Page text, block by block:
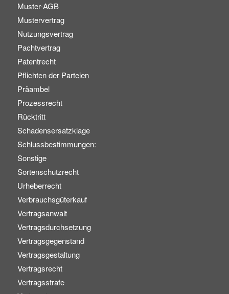
Muster-AGB
Mustervertrag
Nutzungsvertrag
Pachtvertrag
Patentrecht
Pflichten der Parteien
Präambel
Prozessrecht
Rücktritt
Schadensersatzklage
Schlussbestimmungen:
Sonstige
Sortenschutzrecht
Urheberrecht
Verbrauchsgüterkauf
Vertragsanwalt
Vertragsdurchsetzung
Vertragsgegenstand
Vertragsgestaltung
Vertragsrecht
Vertragsstrafe